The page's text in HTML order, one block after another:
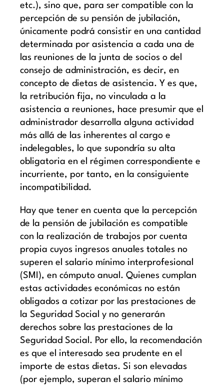
etc.), sino que, para ser compatible con la
percepción de su pensión de jubilación,
únicamente podrá consistir en una cantidad
determinada por asistencia a cada una de
las reuniones de la junta de socios o del
consejo de administración, es decir, en
concepto de dietas de asistencia. Y es que,
la retribución fija, no vinculada a la
asistencia a reuniones, hace presumir que el
administrador desarrolla alguna actividad
más allá de las inherentes al cargo e
indelegables, lo que supondría su alta
obligatoria en el régimen correspondiente e
incurriente, por tanto, en la consiguiente
incompatibilidad.
Hay que tener en cuenta que la percepción
de la pensión de jubilación es compatible
con la realización de trabajos por cuenta
propia cuyos ingresos anuales totales no
superen el salario mínimo interprofesional
(SMI), en cómputo anual. Quienes cumplan
estas actividades económicas no están
obligados a cotizar por las prestaciones de
la Seguridad Social y no generarán
derechos sobre las prestaciones de la
Seguridad Social. Por ello, la recomendación
es que el interesado sea prudente en el
importe de estas dietas. Si son elevadas
(por ejemplo, superan el salario mínimo